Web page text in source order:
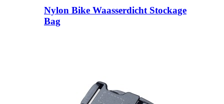
Nylon Bike Waasserdicht Stockage
Bag